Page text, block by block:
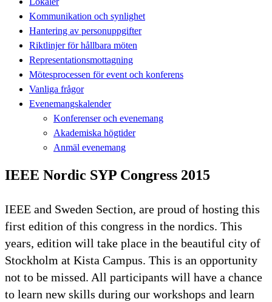
Kommunikation och synlighet
Hantering av personuppgifter
Riktlinjer för hållbara möten
Representationsmottagning
Mötesprocessen för event och konferens
Vanliga frågor
Evenemangskalender
Konferenser och evenemang
Akademiska högtider
Anmäl evenemang
IEEE Nordic SYP Congress 2015
IEEE and Sweden Section, are proud of hosting this
first edition of this congress in the nordics. This
years, edition will take place in the beautiful city of
Stockholm at Kista Campus. This is an opportunity
not to be missed. All participants will have a chance
to learn new skills during our workshops and learn